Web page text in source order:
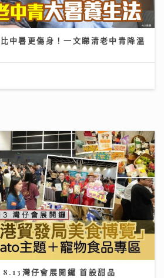
中暑更傷身！一文睇清老中青降溫
灣仔會展開鑼 首設甜品
品專區